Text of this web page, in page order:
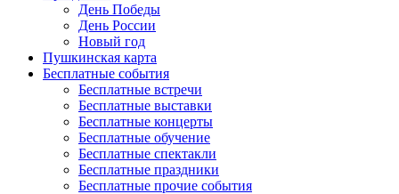
День Победы
День России
Новый год
Пушкинская карта
Бесплатные события
Бесплатные встречи
Бесплатные выставки
Бесплатные концерты
Бесплатные обучение
Бесплатные спектакли
Бесплатные праздники
Бесплатные прочие события